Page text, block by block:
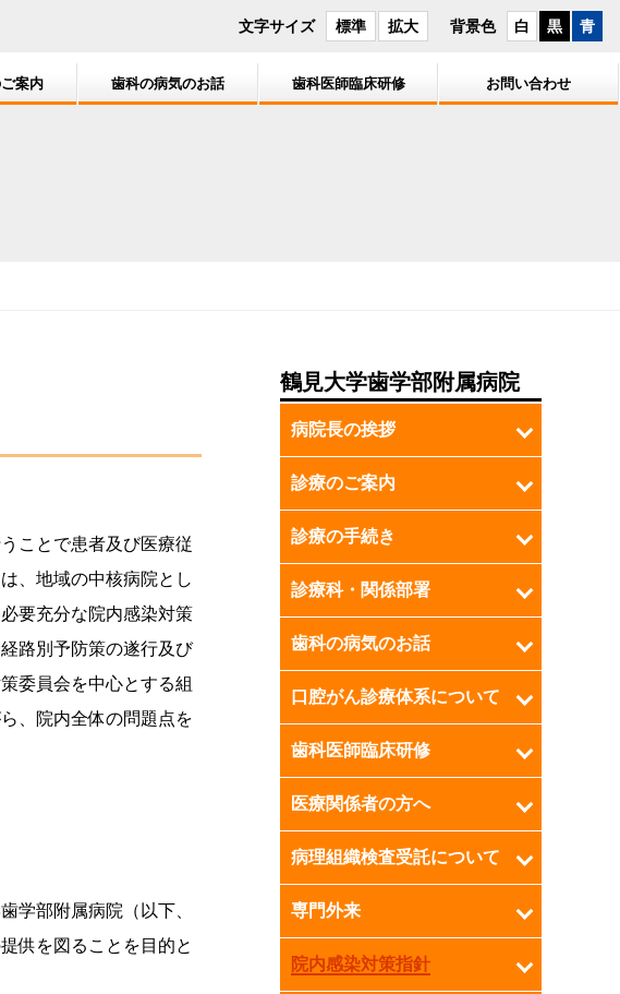
文字サイズ 標準 拡大 背景色 白 黒 青
案内 歯科の病気のお話 歯科医師臨床研修 お問い合わせ
ことで患者及び医療従
、地域の中核病院とし
要充分な院内感染対策
路別予防策の遂行及び
委員会を中心とする組
、院内全体の問題点を
学部附属病院（以下、
供を図ることを目的と
鶴見大学歯学部附属病院
病院長の挨拶
診療のご案内
診療の手続き
診療科・関係部署
歯科の病気のお話
口腔がん診療体系について
歯科医師臨床研修
医療関係者の方へ
病理組織検査受託について
専門外来
院内感染対策指針